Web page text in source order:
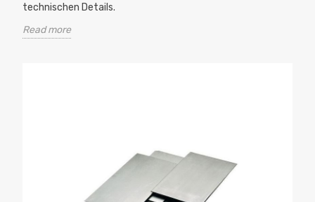
technischen Details.
Read more